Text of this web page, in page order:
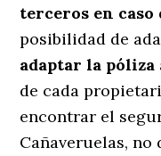
terceros en
posibilidad de
adaptar la póliza
de cada
encontrar el
Cañaveruelas,